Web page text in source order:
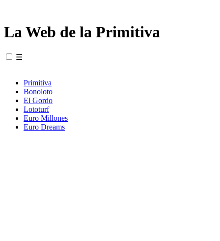
La Web de la Primitiva
☰
Primitiva
Bonoloto
El Gordo
Lototurf
Euro Millones
Euro Dreams